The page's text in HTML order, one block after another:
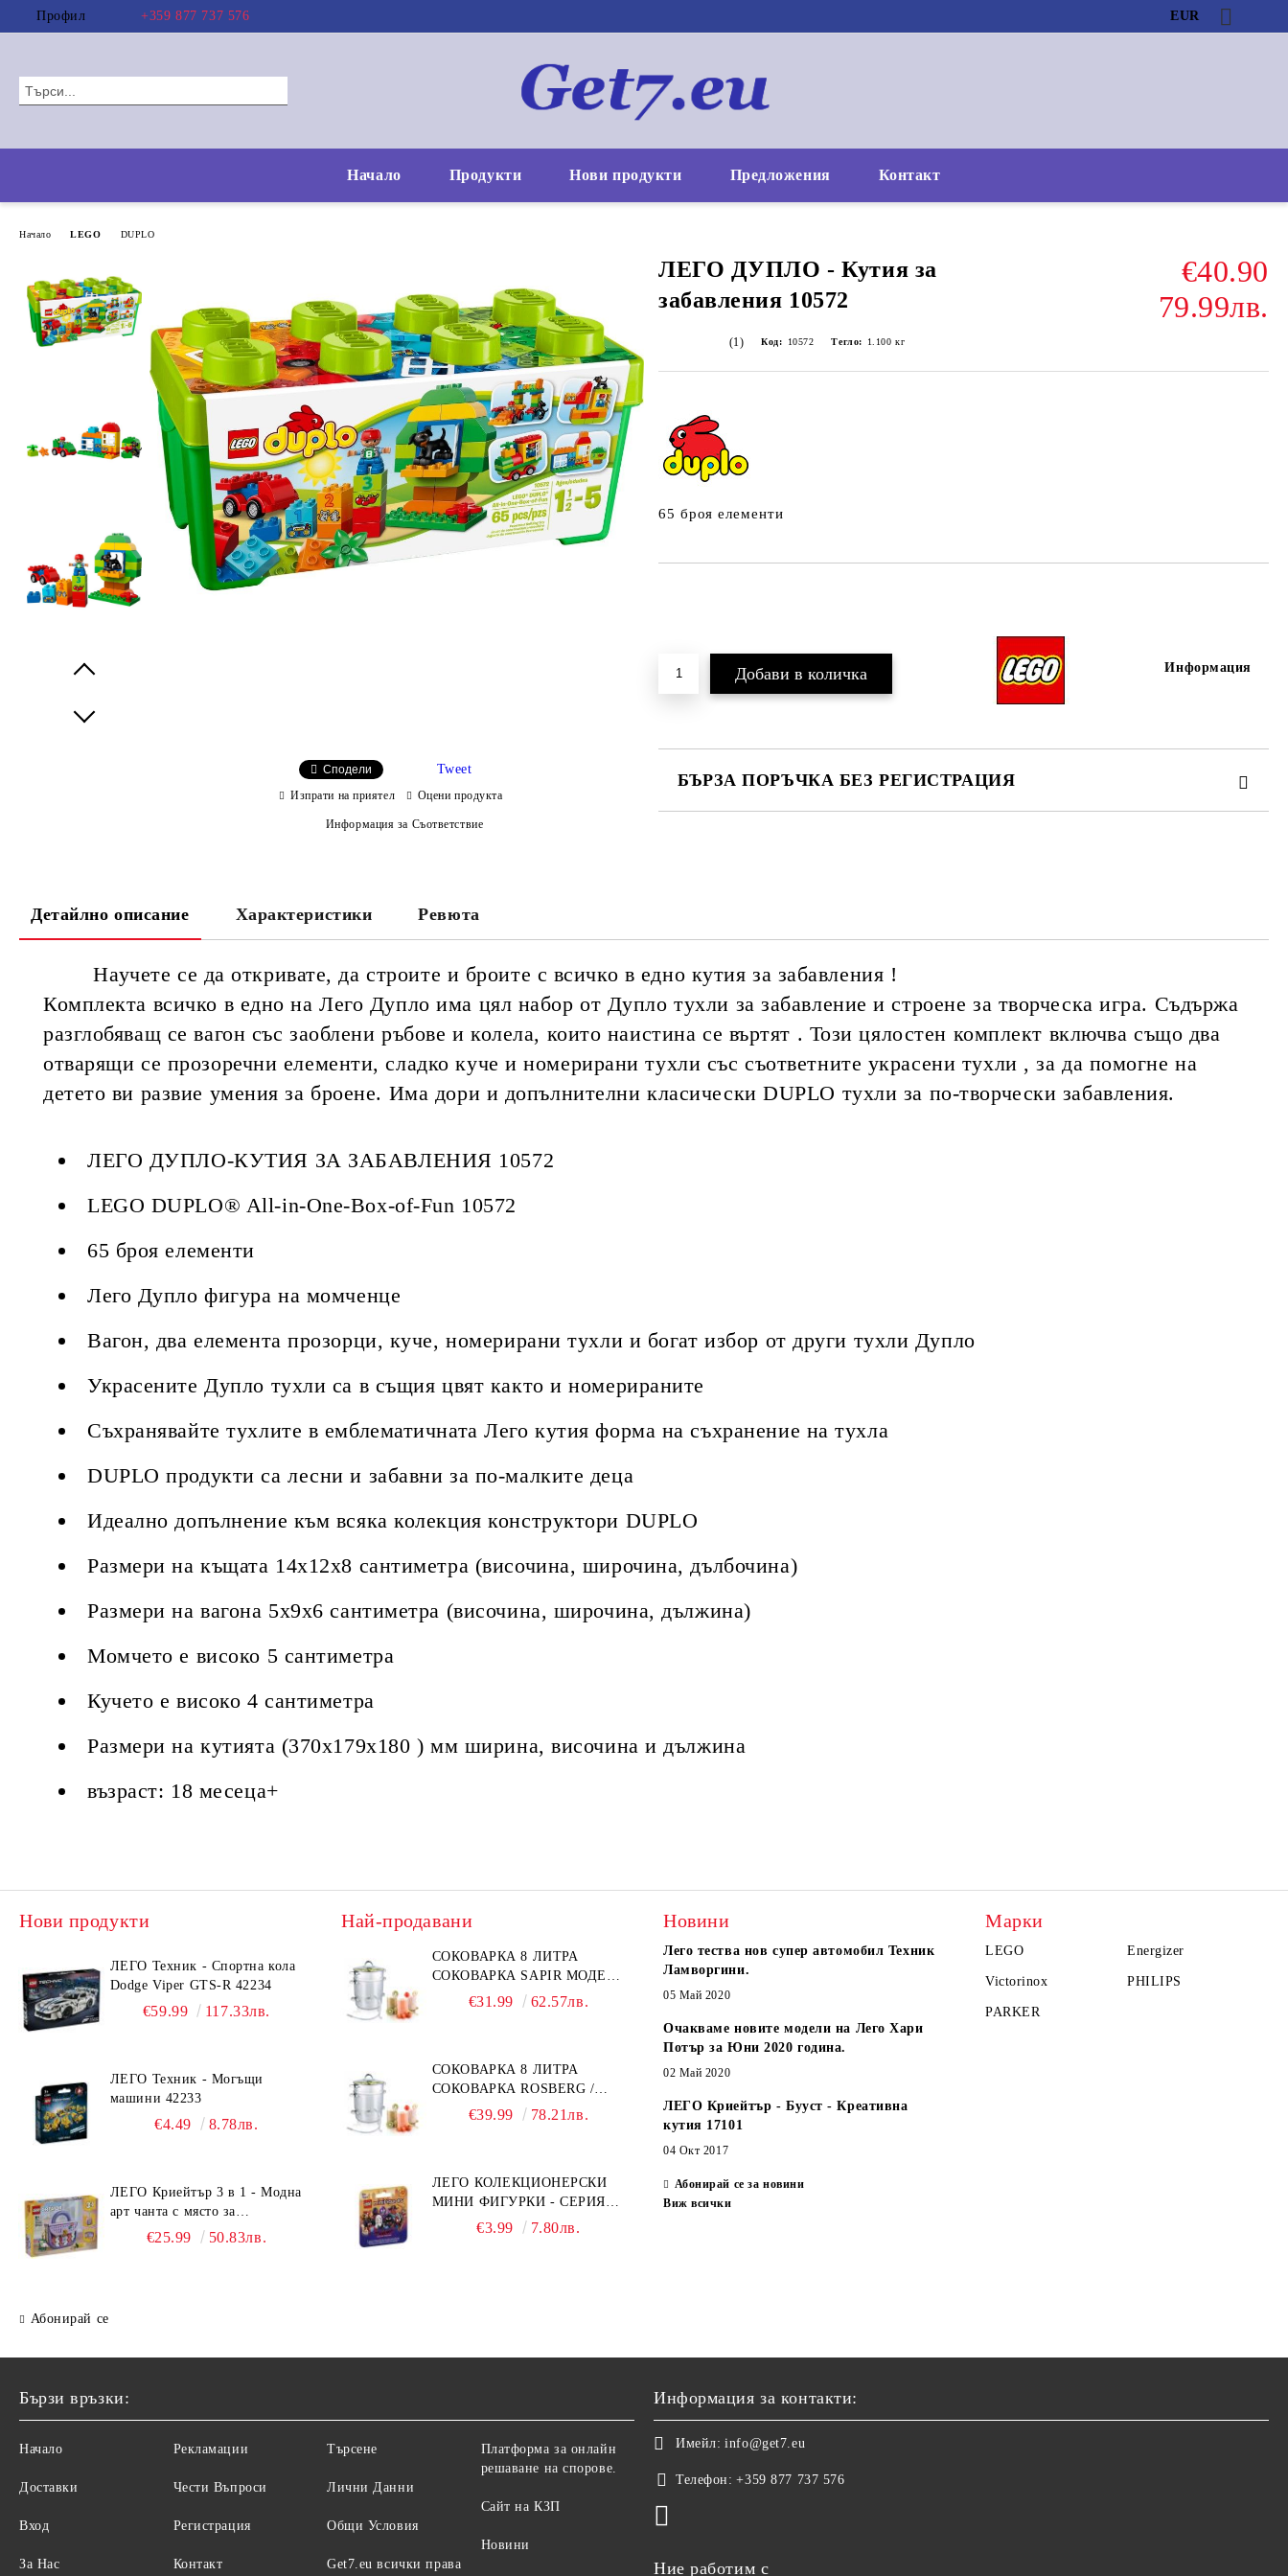
Профил +359 877 737 576 EUR
Начало Продукти Нови продукти Предложения Контакт
Начало LEGO DUPLO
ЛЕГО ДУПЛО - Кутия за
забавления 10572
€40.90
79.99лв.
(1) Код: 10572 Тегло: 1.100 кг
65 броя елементи
Информация
БЪРЗА ПОРЪЧКА БЕЗ РЕГИСТРАЦИЯ
Сподели Tweet
Изпрати на приятел Оцени продукта
Информация за Съответствие
Детайлно описание Характеристики Ревюта
Научете се да откривате, да строите и броите с всичко в едно кутия за забавления !
Комплекта всичко в едно на Лего Дупло има цял набор от Дупло тухли за забавление и строене за творческа игра. Съдържа
разглобяващ се вагон със заоблени ръбове и колела, които наистина се въртят . Този цялостен комплект включва също два
отварящи се прозоречни елементи, сладко куче и номерирани тухли със съответните украсени тухли , за да помогне на
детето ви развие умения за броене. Има дори и допълнителни класически DUPLO тухли за по-творчески забавления.
ЛЕГО ДУПЛО-КУТИЯ ЗА ЗАБАВЛЕНИЯ 10572
LEGO DUPLO® All-in-One-Box-of-Fun 10572
65 броя елементи
Лего Дупло фигура на момченце
Вагон, два елемента прозорци, куче, номерирани тухли и богат избор от други тухли Дупло
Украсените Дупло тухли са в същия цвят както и номерираните
Съхранявайте тухлите в емблематичната Лего кутия форма на съхранение на тухла
DUPLO продукти са лесни и забавни за по-малките деца
Идеално допълнение към всяка колекция конструктори DUPLO
Размери на къщата 14х12х8 сантиметра (височина, широчина, дълбочина)
Размери на вагона 5х9х6 сантиметра (височина, широчина, дължина)
Момчето е високо 5 сантиметра
Кучето е високо 4 сантиметра
Размери на кутията (370x179x180 ) мм ширина, височина и дължина
възраст: 18 месеца+
Нови продукти
ЛЕГО Техник - Спортна кола
Dodge Viper GTS-R 42234
€59.99 117.33лв.
ЛЕГО Техник - Могъщи
машини 42233
€4.49 8.78лв.
ЛЕГО Криейтър 3 в 1 - Модна
арт чанта с място за
съхранение 31391
€25.99 50.83лв.
Абонирай се
Най-продавани
СОКОВАРКА 8 ЛИТРА
СОКОВАРКА SAPIR МОДЕЛ:
SP-1260-A26
€31.99 62.57лв.
СОКОВАРКА 8 ЛИТРА
СОКОВАРКА ROSBERG /
SAPIR€39.99 78.21лв.
ЛЕГО КОЛЕКЦИОНЕРСКИ
МИНИ ФИГУРКИ - СЕРИЯ
СПАЙДЪР-МЕН: ПРЕЗ
€3.99 7.80лв.
Новини
Лего тества нов супер автомобил Техник
Ламворгини.
05 Май 2020
Очакваме новите модели на Лего Хари
Потър за Юни 2020 година.
02 Май 2020
ЛЕГО Криейтър - Бууст - Креативна
кутия 17101
04 Окт 2017
Абонирай се за новини
Виж всички
Марки
LEGO Energizer
Victorinox PHILIPS
PARKER
Бързи връзки:
Начало
Доставки
Вход
За Нас
Рекламации
Чести Въпроси
Регистрация
Контакт
Търсене
Лични Данни
Общи Условия
Get7.eu всички права
Платформа за онлайн
решаване на спорове.
Сайт на КЗП
Новини
Информация за контакти:
Имейл: info@get7.eu
Телефон: +359 877 737 576
Ние работим с